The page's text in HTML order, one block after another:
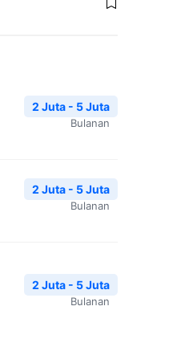
2 Juta - 5 Juta
Bulanan
2 Juta - 5 Juta
Bulanan
2 Juta - 5 Juta
Bulanan